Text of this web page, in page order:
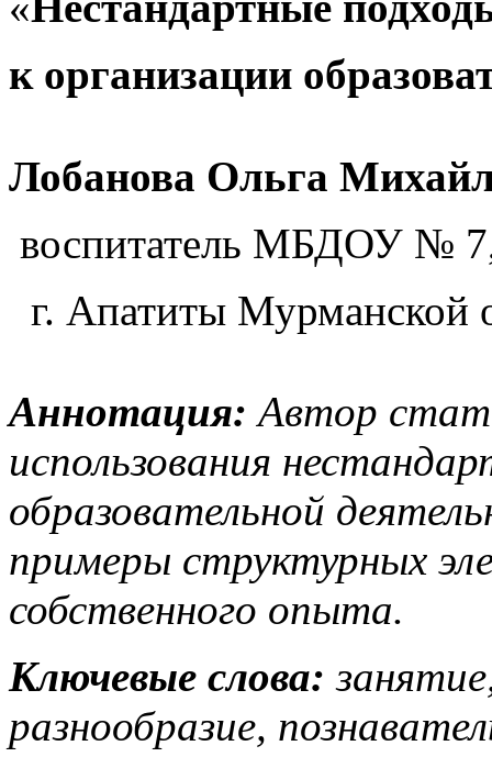
к организации
Лобанова Ольга
воспитатель МБДОУ №
г. Апатиты Мурманской
Аннотация: Автор
использования
образовательной
примеры структурных
собственного опыта.
Ключевые слова:
разнообразие,